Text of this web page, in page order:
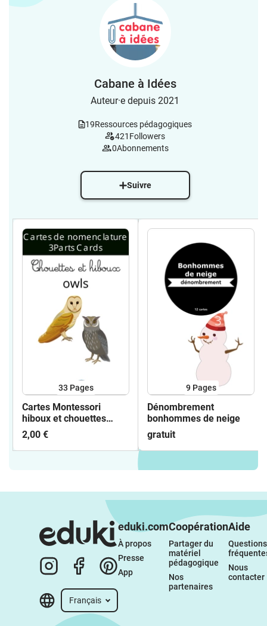
Cabane à Idées
Auteur·e depuis 2021
19Ressources pédagogiques
421 Followers
0Abonnements
Suivre
33 Pages
Cartes Montessori
hiboux et chouettes
(anatomie)
2,00 €
9 Pages
Dénombrement
bonhommes de neige
gratuit
Français
eduki.com
À propos
Presse
App
Coopération
Partager du
matériel
pédagogique
Nos
partenaires
Aide
Questions
Nous
contacter